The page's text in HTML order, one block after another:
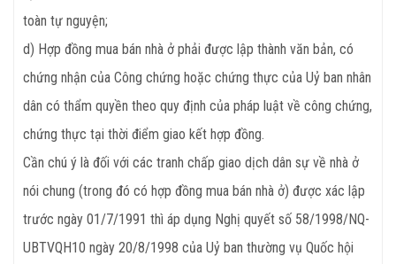
toàn tự nguyện;
d) Hợp đồng mua bán nhà ở phải được lập thành văn bản, có
chứng nhận của Công chứng hoặc chứng thực của Uỷ ban nhân
dân có thẩm quyền theo quy định của pháp luật về công chứng,
chứng thực tại thời điểm giao kết hợp đồng.
Cần chú ý là đối với các tranh chấp giao dịch dân sự về nhà ở
nói chung (trong đó có hợp đồng mua bán nhà ở) được xác lập
trước ngày 01/7/1991 thì áp dụng Nghị quyết số 58/1998/NQ-
UBTVQH10 ngày 20/8/1998 của Uỷ ban thường vụ Quốc hội